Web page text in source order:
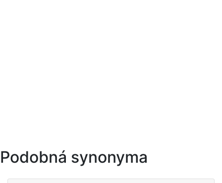
Podobná synonyma